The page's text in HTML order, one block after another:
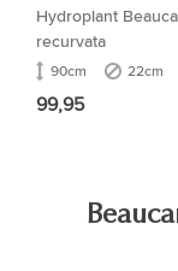
Hydroplant
recurvata
90cm 22cm
99,95